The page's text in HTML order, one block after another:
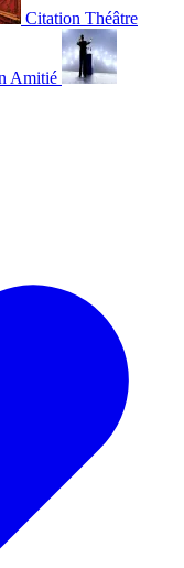
Citation Théâtre
Amitié